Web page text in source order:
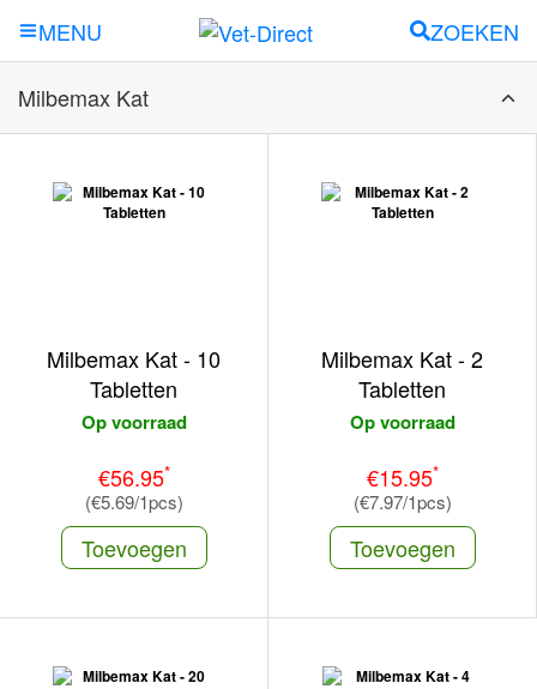
MENU ZOEKEN
Milbemax Kat
Milbemax Kat - 10
Tabletten
Op voorraad
€56.95*
(€5.69/1pcs)
Toevoegen
Milbemax Kat - 2
Tabletten
Op voorraad
€15.95*
(€7.97/1pcs)
Toevoegen